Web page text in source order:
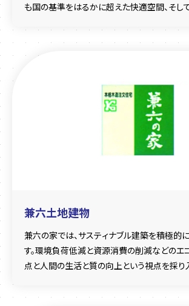
も国の基準をはるかに超えた快適空間、そし
兼六土地建物
兼六の家では、サスティナブル建築を積極的
す。環境負荷低減と資源消費の削減などのエ
点と人間の生活と質の向上という視点を採